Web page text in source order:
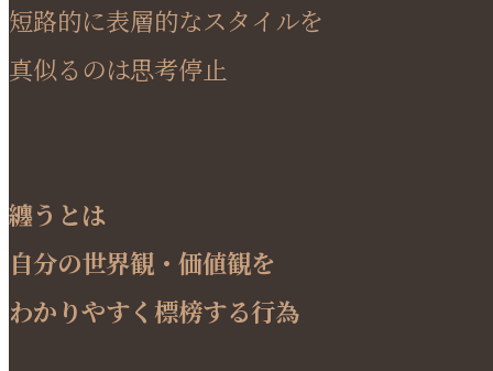
短路的に表層的なスタイルを
真似るのは思考停止
纏うとは
自分の世界観・価値観を
わかりやすく標榜する行為